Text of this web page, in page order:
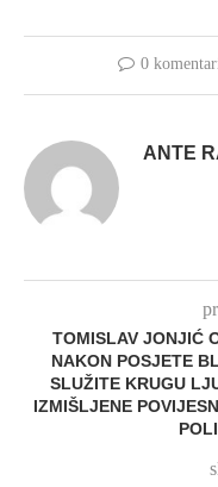
0
ANTE
TOMISLAV JONJIĆ
NAKON POSJETE
SLUŽITE KRUGU
IZMIŠLJENE